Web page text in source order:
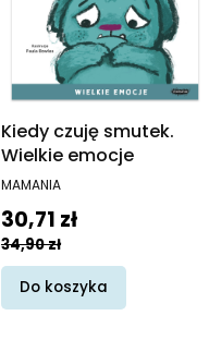
Kiedy czuję smutek.
Wielkie emocje
PRODUCENT
MAMANIA
Cena promocyjna
30,71 zł
34,90 zł
Do koszyka